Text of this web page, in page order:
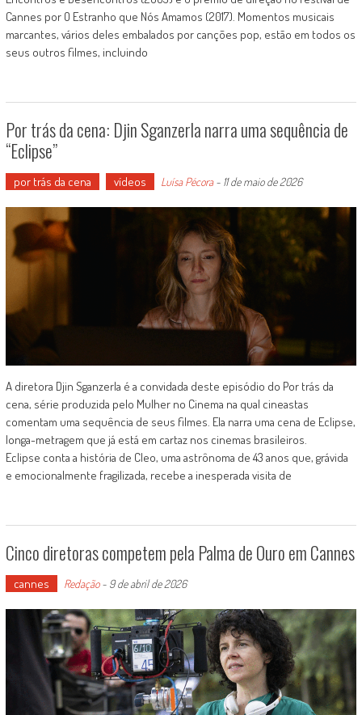
Cannes por O Estranho que Nós Amamos (2017). Momentos musicais
marcantes, vários deles embalados por canções pop, estão em todos os
seus outros filmes, incluindo
Por trás da cena: Djin Sganzerla narra uma sequência de
“Eclipse”
por trás da cena vídeos Luísa Pécora- 11 de maio de 2026
A diretora Djin Sganzerla é a convidada deste episódio do Por trás da
cena, série produzida pelo Mulher no Cinema na qual cineastas
comentam uma sequência de seus filmes. Ela narra uma cena de Eclipse,
longa-metragem que já está em cartaz nos cinemas brasileiros.
Eclipse conta a história de Cleo, uma astrônoma de 43 anos que, grávida
e emocionalmente fragilizada, recebe a inesperada visita de
Cinco diretoras competem pela Palma de Ouro em Cannes
cannes Redação- 9 de abril de 2026